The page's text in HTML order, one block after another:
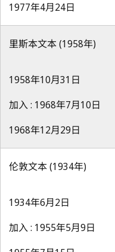
1977年4月24日
里斯本文本 (1958年)
1958年10月31日
加入 : 1968年7月10日
1968年12月29日
伦敦文本 (1934年)
1934年6月2日
加入 : 1955年5月9日